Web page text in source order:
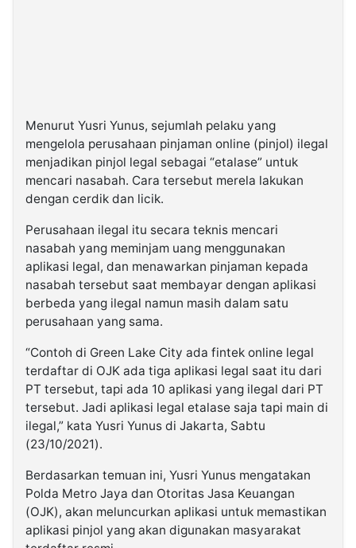
Menurut Yusri Yunus, sejumlah pelaku yang
mengelola perusahaan pinjaman online (pinjol) ilegal
menjadikan pinjol legal sebagai “etalase” untuk
mencari nasabah. Cara tersebut merela lakukan
dengan cerdik dan licik.
Perusahaan ilegal itu secara teknis mencari
nasabah yang meminjam uang menggunakan
aplikasi legal, dan menawarkan pinjaman kepada
nasabah tersebut saat membayar dengan aplikasi
berbeda yang ilegal namun masih dalam satu
perusahaan yang sama.
“Contoh di Green Lake City ada fintek online legal
terdaftar di OJK ada tiga aplikasi legal saat itu dari
PT tersebut, tapi ada 10 aplikasi yang ilegal dari PT
tersebut. Jadi aplikasi legal etalase saja tapi main di
ilegal,” kata Yusri Yunus di Jakarta, Sabtu
(23/10/2021).
Berdasarkan temuan ini, Yusri Yunus mengatakan
Polda Metro Jaya dan Otoritas Jasa Keuangan
(OJK), akan meluncurkan aplikasi untuk memastikan
aplikasi pinjol yang akan digunakan masyarakat